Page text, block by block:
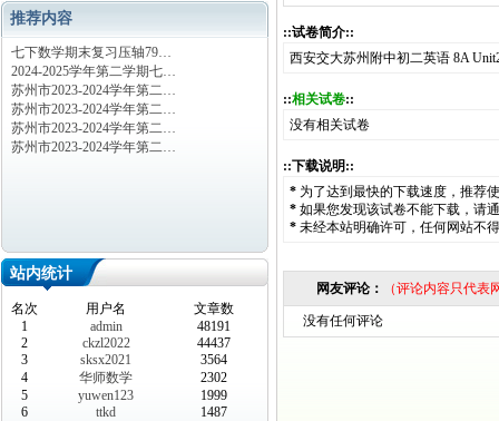
推荐内容
七下数学期末复习压轴79…
2024-2025学年第二学期七…
苏州市2023-2024学年第二…
苏州市2023-2024学年第二…
苏州市2023-2024学年第二…
苏州市2023-2024学年第二…
站内统计
名次 用户名
文章数
1
admin
48191
2
ckzl2022
44437
3
sksx2021
3564
4
华师数学
2302
5
yuwen123
1999
6
ttkd
1487
::试卷简介::
西安交大苏州附中初二英语 8A
::相关试卷::
没有相关试卷
::下载说明::
* 为了达到最快的下载速度，推荐
* 如果您发现该试卷不能下载，请
* 未经本站明确许可，任何网站不
网友评论： （评论内容只代
没有任何评论